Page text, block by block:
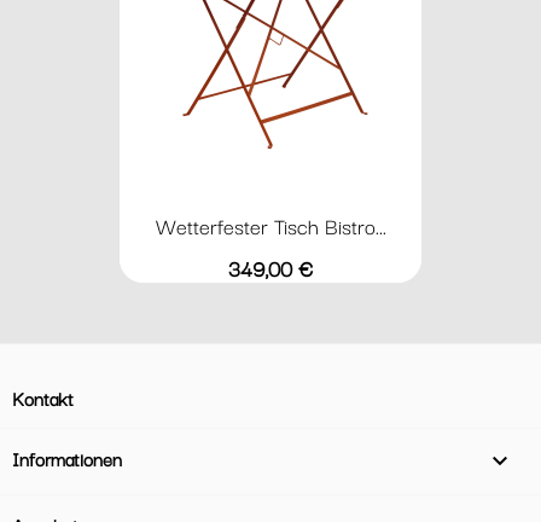
Wetterfester Tisch Bistro...
Preis
349,00 €
Kontakt
Informationen 